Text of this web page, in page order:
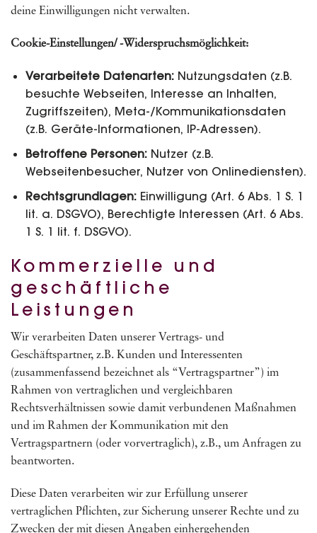
deine Einwilligungen nicht verwalten.
Cookie-Einstellungen/ -Widerspruchsmöglichkeit:
Verarbeitete Datenarten:Nutzungsdaten (z.B.
besuchte Webseiten, Interesse an Inhalten,
Zugriffszeiten), Meta-/Kommunikationsdaten
(z.B. Geräte-Informationen, IP-Adressen).
Betroffene Personen:Nutzer (z.B.
Webseitenbesucher, Nutzer von Onlinediensten).
Rechtsgrundlagen:Einwilligung (Art. 6 Abs. 1 S. 1
lit. a. DSGVO), Berechtigte Interessen (Art. 6 Abs.
1 S. 1 lit. f. DSGVO).
Kommerzielle und
geschäftliche
Leistungen
Wir verarbeiten Daten unserer Vertrags- und
Geschäftspartner, z.B. Kunden und Interessenten
(zusammenfassend bezeichnet als “Vertragspartner”) im
Rahmen von vertraglichen und vergleichbaren
Rechtsverhältnissen sowie damit verbundenen Maßnahmen
und im Rahmen der Kommunikation mit den
Vertragspartnern (oder vorvertraglich), z.B., um Anfragen zu
beantworten.
Diese Daten verarbeiten wir zur Erfüllung unserer
vertraglichen Pflichten, zur Sicherung unserer Rechte und zu
Zwecken der mit diesen Angaben einhergehenden